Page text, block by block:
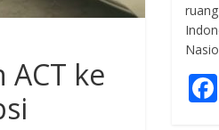
ke